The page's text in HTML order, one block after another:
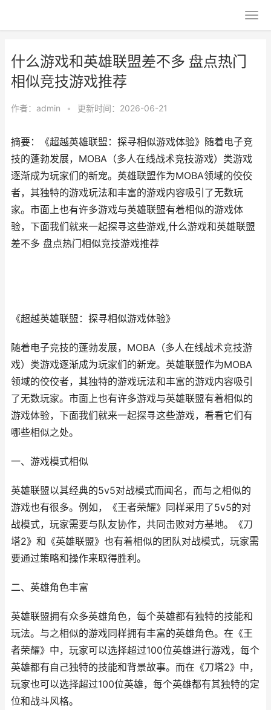
什么游戏和英雄联盟差不多 盘点热门
相似竞技游戏推荐
作者： admin • 更新时间：2026-06-21
摘要：《超越英雄联盟：探寻相似游戏体验》随着电子竞
技的蓬勃发展，MOBA（多人在线战术竞技游戏）类游戏
逐渐成为玩家们的新宠。英雄联盟作为MOBA领域的佼佼
者，其独特的游戏玩法和丰富的游戏内容吸引了无数玩
家。市面上也有许多游戏与英雄联盟有着相似的游戏体
验，下面我们就来一起探寻这些游戏,什么游戏和英雄联盟
差不多 盘点热门相似竞技游戏推荐
《超越英雄联盟：探寻相似游戏体验》
随着电子竞技的蓬勃发展，MOBA（多人在线战术竞技游
戏）类游戏逐渐成为玩家们的新宠。英雄联盟作为MOBA
领域的佼佼者，其独特的游戏玩法和丰富的游戏内容吸引
了无数玩家。市面上也有许多游戏与英雄联盟有着相似的
游戏体验，下面我们就来一起探寻这些游戏，看看它们有
哪些相似之处。
一、游戏模式相似
英雄联盟以其经典的5v5对战模式而闻名，而与之相似的
游戏也有很多。例如，《王者荣耀》同样采用了5v5的对
战模式，玩家需要与队友协作，共同击败对方基地。《刀
塔2》和《英雄联盟》也有着相似的团队对战模式，玩家需
要通过策略和操作来取得胜利。
二、英雄角色丰富
英雄联盟拥有众多英雄角色，每个英雄都有独特的技能和
玩法。与之相似的游戏同样拥有丰富的英雄角色。在《王
者荣耀》中，玩家可以选择超过100位英雄进行游戏，每个
英雄都有自己独特的技能和背景故事。而在《刀塔2》中，
玩家也可以选择超过100位英雄，每个英雄都有其独特的定
位和战斗风格。